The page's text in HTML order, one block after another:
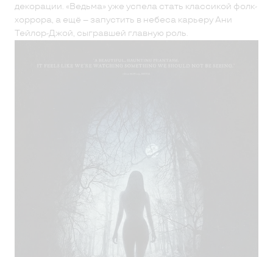
декорации. «Ведьма» уже успела стать классикой фолк-
хоррора, а ещё – запустить в небеса карьеру Ани
Тейлор-Джой, сыгравшей главную роль.